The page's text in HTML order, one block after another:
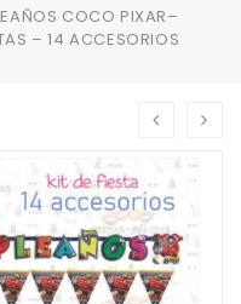
COCO PIXAR–
– 14 ACCESORIOS